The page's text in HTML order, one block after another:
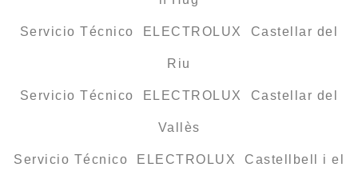
Servicio Técnico ELECTROLUX Castellar del
Riu
Servicio Técnico ELECTROLUX Castellar del
Vallès
Servicio Técnico ELECTROLUX Castellbell i el